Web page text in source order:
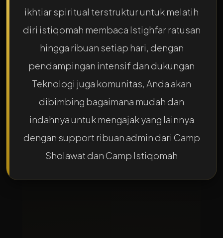
ikhtiar spiritual terstruktur untuk melatih
diri istiqomah membaca Istighfar ratusan
hingga ribuan setiap hari, dengan
pendampingan intensif dan dukungan
Teknologi juga komunitas, Anda akan
dibimbing bagaimana mudah dan
indahnya untuk mengajak yang lainnya
dengan support ribuan admin dari Camp
Sholawat dan Camp Istiqomah